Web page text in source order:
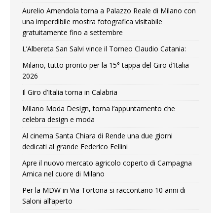
Aurelio Amendola torna a Palazzo Reale di Milano con
una imperdibile mostra fotografica visitabile
gratuitamente fino a settembre
L’Albereta San Salvi vince il Torneo Claudio Catania:
Milano, tutto pronto per la 15° tappa del Giro d’Italia
2026
Il Giro d’Italia torna in Calabria
Milano Moda Design, torna l’appuntamento che
celebra design e moda
Al cinema Santa Chiara di Rende una due giorni
dedicati al grande Federico Fellini
Apre il nuovo mercato agricolo coperto di Campagna
Amica nel cuore di Milano
Per la MDW in Via Tortona si raccontano 10 anni di
Saloni all’aperto